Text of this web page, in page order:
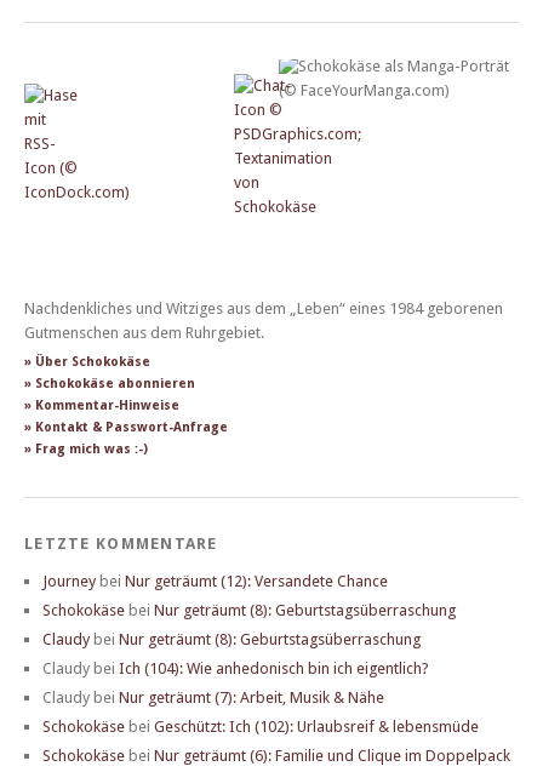
Nachdenkliches und Witziges aus dem „Leben“ eines 1984 geborenen
Gutmenschen aus dem Ruhrgebiet.
» Über Schokokäse
» Schokokäse abonnieren
» Kommentar-Hinweise
» Kontakt & Passwort-Anfrage
» Frag mich was :-)
LETZTE KOMMENTARE
Journey bei Nur geträumt (12): Versandete Chance
Schokokäse bei Nur geträumt (8): Geburtstagsüberraschung
Claudy bei Nur geträumt (8): Geburtstagsüberraschung
Claudy bei Ich (104): Wie anhedonisch bin ich eigentlich?
Claudy bei Nur geträumt (7): Arbeit, Musik & Nähe
Schokokäse bei Geschützt: Ich (102): Urlaubsreif & lebensmüde
Schokokäse bei Nur geträumt (6): Familie und Clique im Doppelpack